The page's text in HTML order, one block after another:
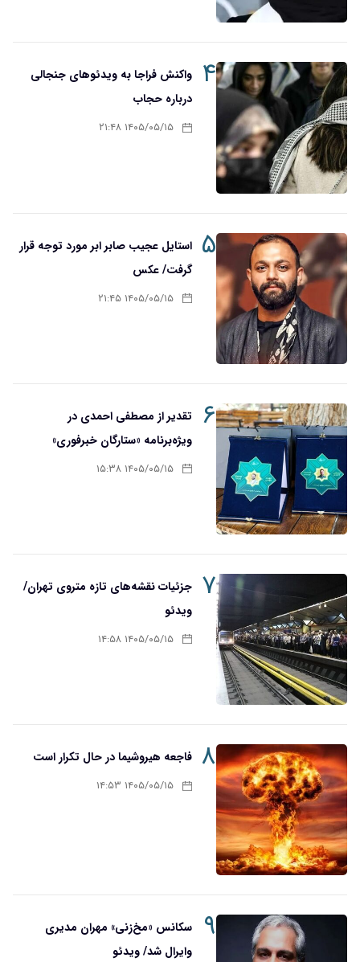
۴
واکنش فراجا به ویدئوهای جنجالی
درباره حجاب
۱۴۰۵/۰۵/۱۵ ۲۱:۴۸
۵ استایل عجیب صابر ابر مورد توجه قرار
گرفت/ عکس
۱۴۰۵/۰۵/۱۵ ۲۱:۴۵
۶
تقدیر از مصطفی احمدی در
ویژه‌برنامه «ستارگان خبرفوری»
۱۴۰۵/۰۵/۱۵ ۱۵:۳۸
۷ جزئیات نقشه‌های تازه متروی تهران/
ویدئو
۱۴۰۵/۰۵/۱۵ ۱۴:۵۸
۸ فاجعه هیروشیما در حال تکرار است
۱۴۰۵/۰۵/۱۵ ۱۴:۵۳
۹
سکانس «مخ‌زنی» مهران مدیری
وایرال شد/ ویدئو